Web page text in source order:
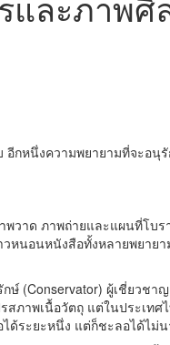
กหนึ่งความพยายามที่จะอนุ
พวาด ภาพถ่ายและแผนที่โ
นอนหนังสือทั้งหลายพยายา
(Conservator) ผู้เชี่ยวชา
ภาพเนื้อวัตถุ แต่ในประเท
ได้ระยะหนึ่ง แต่ก็ชะลอได้ไม่